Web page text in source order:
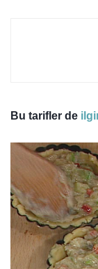
Bu tarifler de